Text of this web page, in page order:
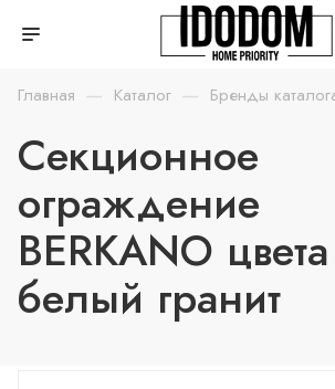
Главная — Каталог — Бренды
Секционное
ограждение
BERKANO цвета
белый гранит